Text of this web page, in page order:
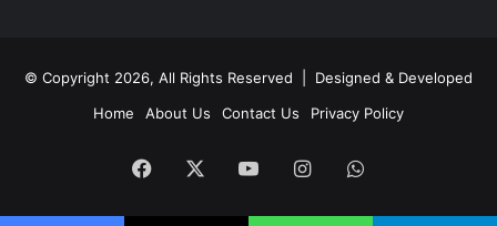
© Copyright 2026, All Rights Reserved | Designed & Developed
Home
About Us Contact Us Privacy Policy
Facebook YouTubeInstagramWhatsApp